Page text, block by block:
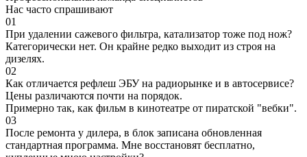
Нас часто спрашивают
01
При удалении сажевого фильтра, катализатор тоже под нож?
Категорически нет. Он крайне редко выходит из строя на
дизелях.
02
Как отличается рефлеш ЭБУ на радиорынке и в автосервисе?
Цены различаются почти на порядок.
Примерно так, как фильм в кинотеатре от пиратской "вебки".
03
После ремонта у дилера, в блок записана обновленная
стандартная программа. Мне восстановят бесплатно,